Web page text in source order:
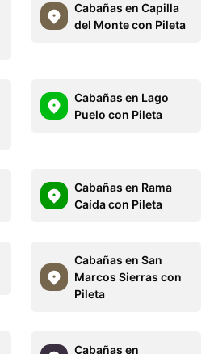
Cabañas en Capilla
del Monte con Pileta
Cabañas en Lago
Puelo con Pileta
Cabañas en Rama
Caída con Pileta
Cabañas en San
Marcos Sierras con
Pileta
Cabañas en